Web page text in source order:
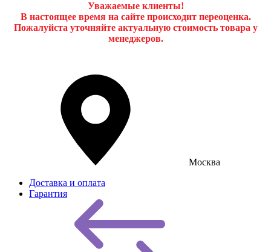
Уважаемые клиенты!
В настоящее время на сайте происходит переоценка.
Пожалуйста уточняйте актуальную стоимость товара у
менеджеров.
Москва
Доставка и оплата
Гарантия